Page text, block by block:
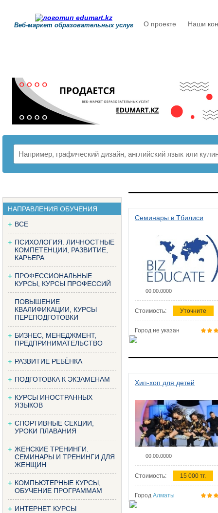
Веб-маркет образовательных услуг О проекте Наши
НАПРАВЛЕНИЯ ОБУЧЕНИЯ
ВСЕ
ПСИХОЛОГИЯ. ЛИЧНОСТНЫЕ
КОМПЕТЕНЦИИ, РАЗВИТИЕ,
КАРЬЕРА
ПРОФЕССИОНАЛЬНЫЕ
КУРСЫ, КУРСЫ ПРОФЕССИЙ
ПОВЫШЕНИЕ
КВАЛИФИКАЦИИ, КУРСЫ
ПЕРЕПОДГОТОВКИ
БИЗНЕС, МЕНЕДЖМЕНТ,
ПРЕДПРИНИМАТЕЛЬСТВО
РАЗВИТИЕ РЕБЁНКА
ПОДГОТОВКА К ЭКЗАМЕНАМ
КУРСЫ ИНОСТРАННЫХ
ЯЗЫКОВ
СПОРТИВНЫЕ СЕКЦИИ,
УРОКИ ПЛАВАНИЯ
ЖЕНСКИЕ ТРЕНИНГИ.
СЕМИНАРЫ И ТРЕНИНГИ ДЛЯ
ЖЕНЩИН
КОМПЬЮТЕРНЫЕ КУРСЫ,
ОБУЧЕНИЕ ПРОГРАММАМ
ИНТЕРНЕТ КУРСЫ
Семинары в Тбилиси
00.00.0000
Стоимость: Уточните
Город не указан
Хип-хоп для детей
00.00.0000
Стоимость: 15 000 тг.
Город Алматы